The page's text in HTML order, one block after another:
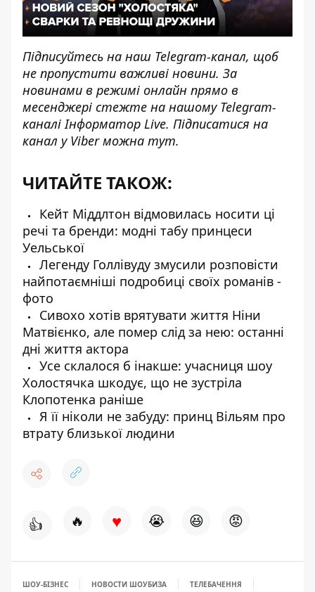
Підписуйтесь на наш Telegram-канал, щоб
не пропустити важливі новини. За
новинами в режимі онлайн прямо в
месенджері стежте на нашому Telegram-
каналіІнформатор Live. Підписатися на
канал у Viber можна тут.
ЧИТАЙТЕ ТАКОЖ:
Кейт Міддлтон відмовилась носити ці
речі та бренди: модні табу принцеси
Уельської
Легенду Голлівуду змусили розповісти
найпотаємніші подробиці своїх романів -
фото
Сивохо хотів врятувати життя Ніни
Матвієнко, але помер слід за нею: останні
дні життя актора
Усе склалося б інакше: учасниця шоу
Холостячка шкодує, що не зустріла
Клопотенка раніше
Я її ніколи не забуду: принц Вільям про
втрату близької людини
👍 🔥 ♥ 😭 😆 😡
ШОУ-БІЗНЕС НОВОСТИ ШОУБИЗА
ТЕЛЕБАЧЕННЯ